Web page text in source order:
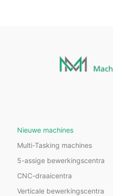
Nieuwe machines
Multi-Tasking machines
5-assige bewerkingscentra
CNC-draaicentra
Verticale bewerkingscentra